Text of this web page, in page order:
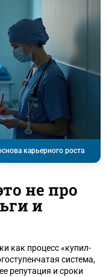
карьерного роста
не про
и
как процесс «купил-
система,
репутация и сроки